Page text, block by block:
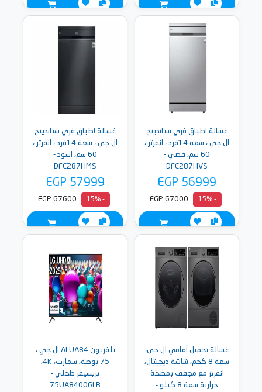
غسالة اطباق فري ستاندينج
ال جي ، سعة 14فرد ، انفرتر ،
60 سم، فضي -
DFC287HVS
EGP 56999
- 15%
EGP 67000
غسالة اطباق فري ستاندينج
ال جي ، سعة 14فرد ، انفرتر ،
60 سم، اسود -
DFC287HMS
EGP 57999
- 15%
EGP 67600
غسالة تحميل أمامي ال جى،
سعة 8 كجم، شاشة ديجيتال،
انفرتر مع مجفف بمضخة
حرارية سعة 8 كيلو -
تلفزيون AI UA84 ال جي ،
75 بوصة، سمارت، 4K،
بريسيفر داخلي -
75UA84006LB